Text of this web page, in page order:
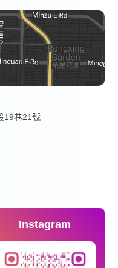
19巷21號
Instagram